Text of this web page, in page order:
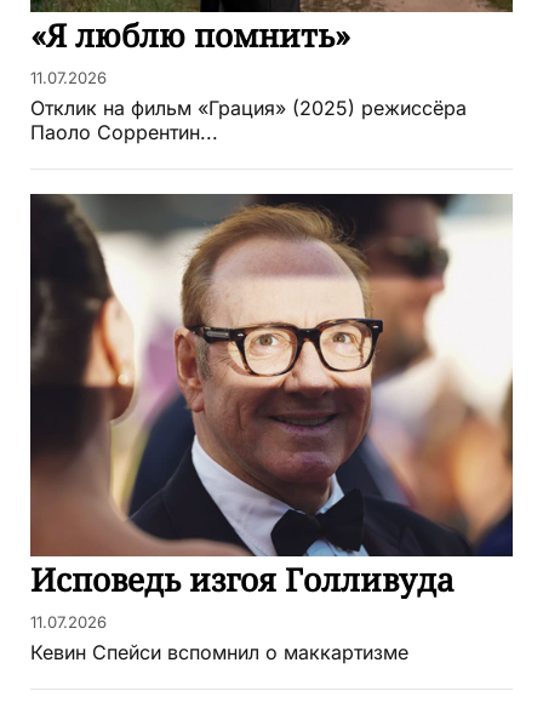
«Я люблю помнить»
11.07.2026
Отклик на фильм «Грация» (2025) режиссёра
Паоло Соррентин...
Исповедь изгоя Голливуда
11.07.2026
Кевин Спейси вспомнил о маккартизме